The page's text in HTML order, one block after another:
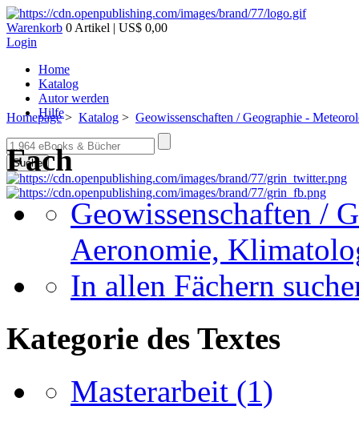
Warenkorb 0 Artikel | US$ 0,00
Login
Home
Katalog
Autor werden
Hilfe
Suche
Homepage> Katalog > Geowissenschaften / Geographie -
Fach
Geowissenschaften /
Aeronomie,
In allen Fächern
Kategorie des Textes
Masterarbeit (1)